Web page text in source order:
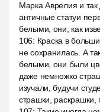
Марка Аврелия и так
античные статуи
белыми, они, как
106: Краска в
не сохранилась. А
белыми, они были
даже немножко
изучали, будучи
страшки, раскрашки,